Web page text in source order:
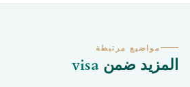
مواضيع مرتبطة
المزيد ضمنvisa